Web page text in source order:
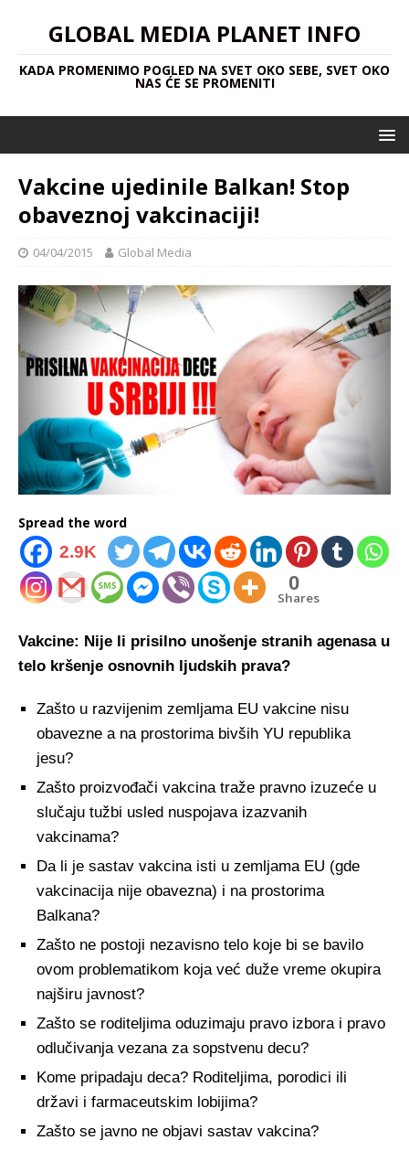
GLOBAL MEDIA PLANET INFO
KADA PROMENIMO POGLED NA SVET OKO SEBE, SVET OKO
NAS ĆE SE PROMENITI
Vakcine ujedinile Balkan! Stop
obaveznoj vakcinaciji!
04/04/2015 Global Media
Spread the word
2.9K
0
Shares
Vakcine: Nije li prisilno unošenje stranih agenasa u
telo kršenje osnovnih ljudskih prava?
Zašto u razvijenim zemljama EU vakcine nisu
obavezne a na prostorima bivših YU republika
jesu?
Zašto proizvođači vakcina traže pravno izuzeće u
slučaju tužbi usled nuspojava izazvanih
vakcinama?
Da li je sastav vakcina isti u zemljama EU (gde
vakcinacija nije obavezna) i na prostorima
Balkana?
Zašto ne postoji nezavisno telo koje bi se bavilo
ovom problematikom koja već duže vreme okupira
najširu javnost?
Zašto se roditeljima oduzimaju pravo izbora i pravo
odlučivanja vezana za sopstvenu decu?
Kome pripadaju deca? Roditeljima, porodici ili
državi i farmaceutskim lobijima?
Zašto se javno ne objavi sastav vakcina?